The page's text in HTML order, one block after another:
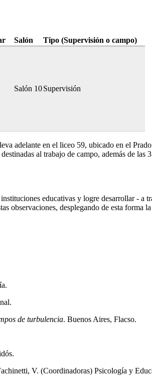
Salón Tipo (Supervisión o campo)
Salón 10Supervisión
adelante en el liceo 59, ubicado en el
al trabajo de campo, además de las
educativas y logre desarrollar - a
observaciones, desplegando de esta forma
de turbulencia. Buenos Aires, Flacso.
V. (Coordinadoras) Psicología y